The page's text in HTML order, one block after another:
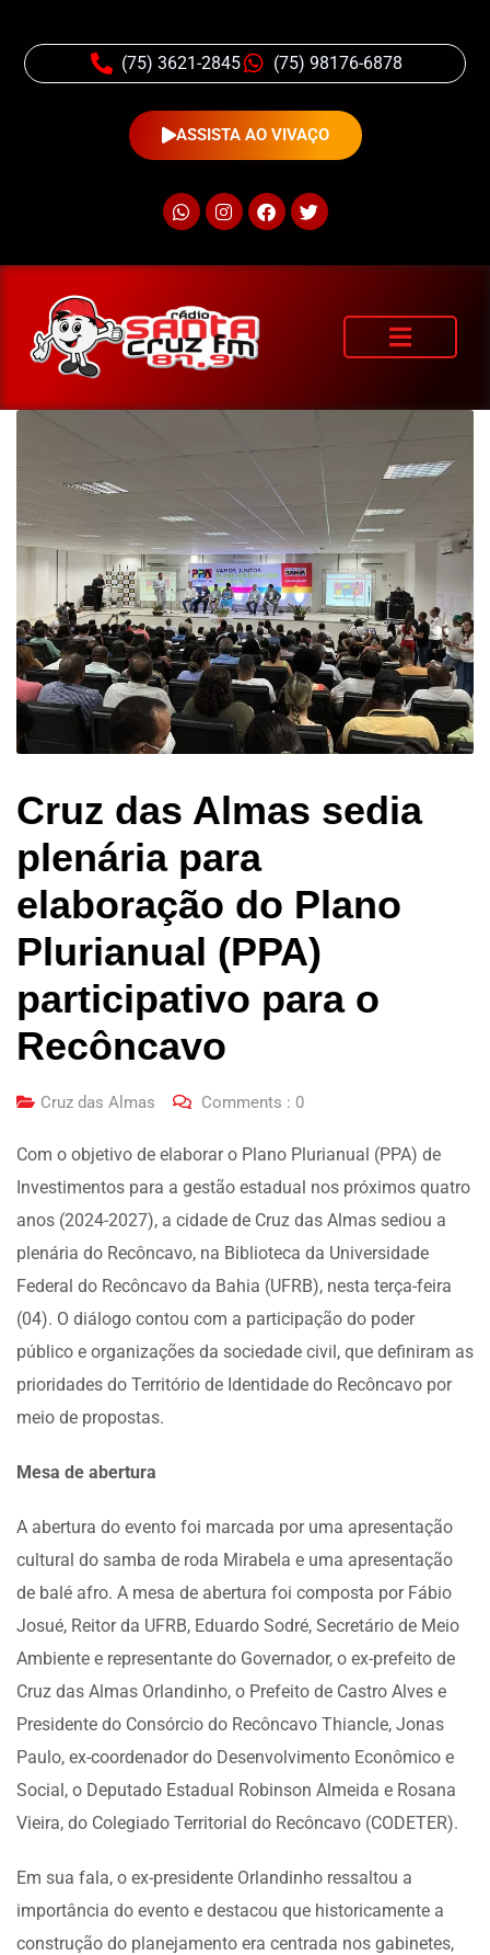
(75) 3621-2845 (75) 98176-6878
ASSISTA AO VIVAÇO
Cruz das Almas sedia
plenária para
elaboração do Plano
Plurianual (PPA)
participativo para o
Recôncavo
Cruz das Almas Comments : 0
Com o objetivo de elaborar o Plano Plurianual (PPA) de
Investimentos para a gestão estadual nos próximos quatro
anos (2024-2027), a cidade de Cruz das Almas sediou a
plenária do Recôncavo, na Biblioteca da Universidade
Federal do Recôncavo da Bahia (UFRB), nesta terça-feira
(04). O diálogo contou com a participação do poder
público e organizações da sociedade civil, que definiram as
prioridades do Território de Identidade do Recôncavo por
meio de propostas.
Mesa de abertura
A abertura do evento foi marcada por uma apresentação
cultural do samba de roda Mirabela e uma apresentação
de balé afro. A mesa de abertura foi composta por Fábio
Josué, Reitor da UFRB, Eduardo Sodré, Secretário de Meio
Ambiente e representante do Governador, o ex-prefeito de
Cruz das Almas Orlandinho, o Prefeito de Castro Alves e
Presidente do Consórcio do Recôncavo Thiancle, Jonas
Paulo, ex-coordenador do Desenvolvimento Econômico e
Social, o Deputado Estadual Robinson Almeida e Rosana
Vieira, do Colegiado Territorial do Recôncavo (CODETER).
Em sua fala, o ex-presidente Orlandinho ressaltou a
importância do evento e destacou que historicamente a
construção do planejamento era centrada nos gabinetes,